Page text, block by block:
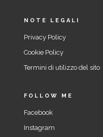
NOTE LEGALI
Privacy Policy
Cookie Policy
Termini di utilizzo del sito
FOLLOW ME
Facebook
Instagram